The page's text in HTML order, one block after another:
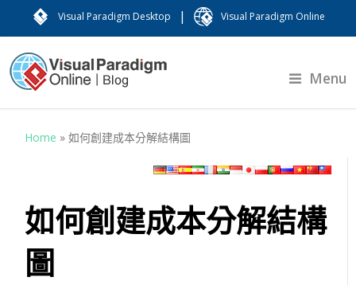
Visual Paradigm Desktop | Visual Paradigm Online
Menu
Home »如何創建成本分解結構圖
如何創建成本分解結構
圖